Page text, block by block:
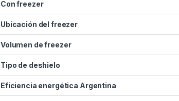
Con freezer
Ubicación del freezer
Volumen de freezer
Tipo de deshielo
Eficiencia energética Argentina